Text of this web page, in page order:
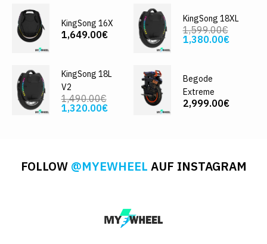
KingSong 16X
1,649.00€
KingSong 18XL
1,599.00€
1,380.00€
KingSong 18L
V2
1,490.00€
1,320.00€
Begode
Extreme
2,999.00€
FOLLOW @MYEWHEEL AUF INSTAGRAM